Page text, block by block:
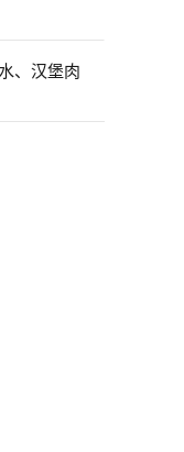
薪资断崖式
、汉堡肉